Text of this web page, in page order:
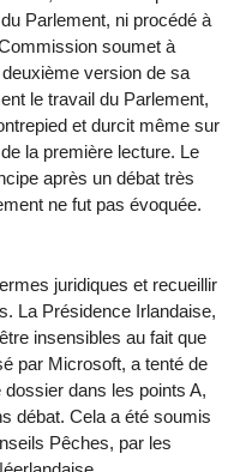
Parlement, ni procédé à
soumet à
version de sa
le travail du Parlement,
et durcit même sur
la première lecture. Le
après un débat très
ne fut pas évoquée.
juridiques et recueillir
La Présidence Irlandaise,
insensibles au fait que
par Microsoft, a tenté de
dans les points A,
débat. Cela a été soumis
Pêches, par les